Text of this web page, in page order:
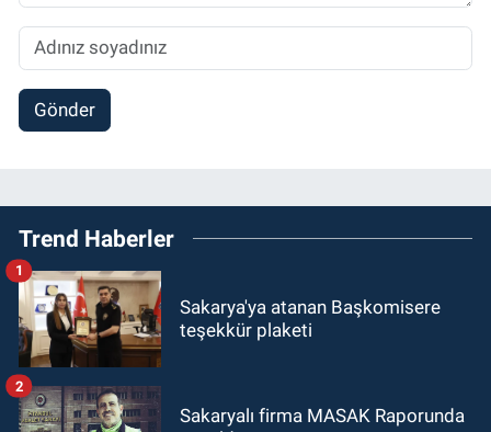
Gönder
Trend Haberler
Sakarya'ya atanan Başkomisere
teşekkür plaketi
1
Sakaryalı firma MASAK Raporunda
2